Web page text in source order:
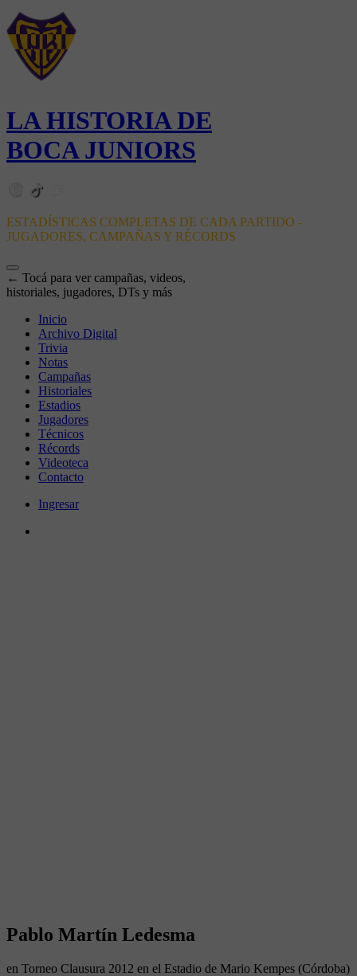
LA HISTORIA DE
BOCA JUNIORS
ESTADÍSTICAS COMPLETAS DE CADA PARTIDO -
JUGADORES, CAMPAÑAS Y RÉCORDS
← Tocá para ver campañas, videos,
historiales, jugadores, DTs y más
Inicio
Archivo Digital
Trivia
Notas
Campañas
Historiales
Estadios
Jugadores
Técnicos
Récords
Videoteca
Contacto
Ingresar
Pablo Martín Ledesma
en Torneo Clausura 2012 en el Estadio de Mario Kempes (Córdoba)